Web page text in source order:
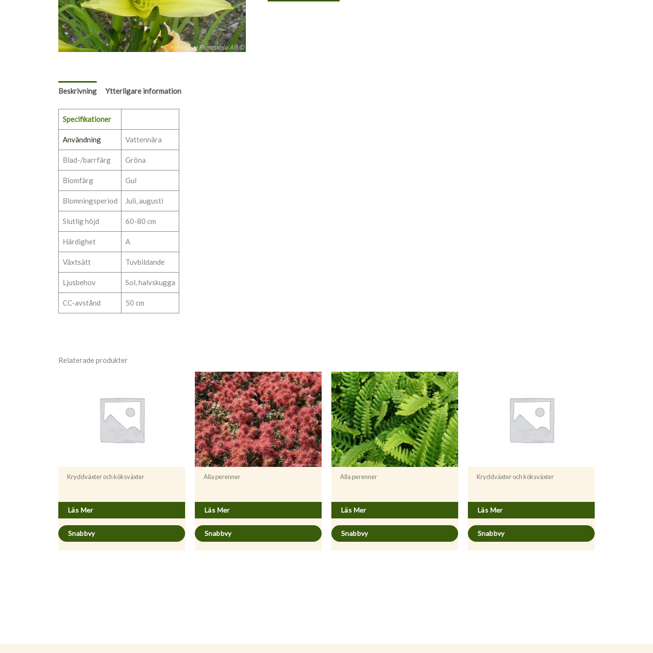
Beskrivning Ytterligare information
Specifikationer
Användning Vattennära
Blad-/barrfärg Gröna
Blomfärg Gul
Blomningsperiod Juli, augusti
Slutlig höjd 60-80 cm
Härdighet A
Växtsätt Tuvbildande
Ljusbehov Sol, halvskugga
CC-avstånd 50 cm
Relaterade produkter
Kryddväxter och köksväxter
Läs Mer
Snabbvy
Alla perenner
Läs Mer
Snabbvy
Alla perenner
Läs Mer
Snabbvy
Kryddväxter och köksväxter
Läs Mer
Snabbvy